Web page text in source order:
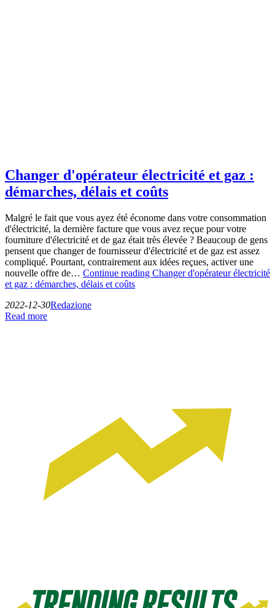
Changer d'opérateur électricité et gaz :
démarches, délais et coûts
Malgré le fait que vous ayez été économe dans votre consommation
d'électricité, la dernière facture que vous avez reçue pour votre
fourniture d'électricité et de gaz était très élevée ? Beaucoup de gens
pensent que changer de fournisseur d'électricité et de gaz est assez
compliqué. Pourtant, contrairement aux idées reçues, activer une
nouvelle offre de… Continue reading Changer d'opérateur électricité
et gaz : démarches, délais et coûts
2022-12-30Redazione
Read more